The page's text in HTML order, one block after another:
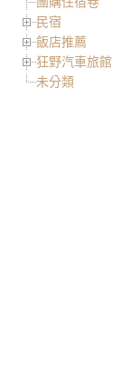
民宿
飯店推薦
狂野汽車旅館
未分類